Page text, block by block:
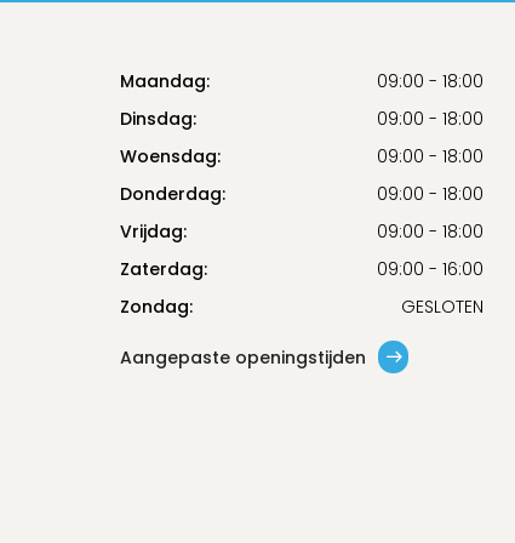
Maandag:
09:00 - 18:00
Dinsdag:
09:00 - 18:00
Woensdag:
09:00 - 18:00
Donderdag:
09:00 - 18:00
Vrijdag:
09:00 - 18:00
Zaterdag:
09:00 - 16:00
Zondag:
GESLOTEN
Aangepaste openingstijden